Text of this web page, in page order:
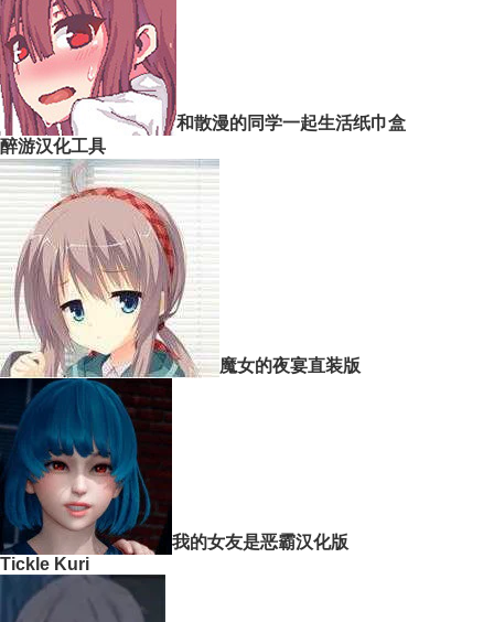
和散漫的同学一起生活纸巾盒
醉游汉化工具
魔女的夜宴直装版
我的女友是恶霸汉化版
Tickle Kuri